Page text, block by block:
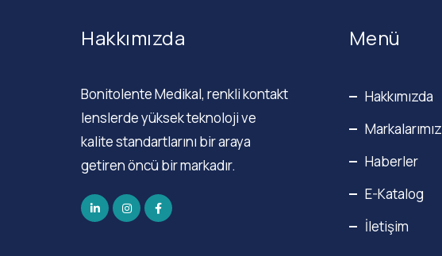
Hakkımızda
Bonitolente Medikal, renkli kontakt
lenslerde yüksek teknoloji ve
kalite standartlarını bir araya
getiren öncü bir markadır.
Menü
Hakkımızda
Markalarımız
Haberler
E-Katalog
İletişim